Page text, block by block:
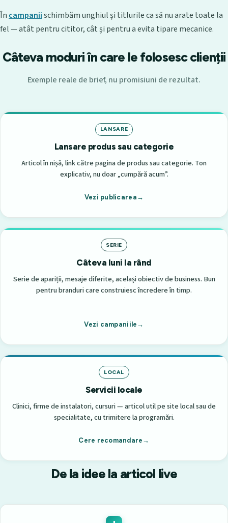
În campaniischimbăm unghiul și titlurile ca să nu arate toate la
fel — atât pentru cititor, cât și pentru a evita tipare mecanice.
Câteva moduri în care le folosesc clienții
Exemple reale de brief, nu promisiuni de rezultat.
LANSARE
Lansare produs sau categorie
Articol în nișă, link către pagina de produs sau categorie. Ton
explicativ, nu doar „cumpără acum”.
Vezi publicarea
SERIE
Câteva luni la rând
Serie de apariții, mesaje diferite, același obiectiv de business. Bun
pentru branduri care construiesc încredere în timp.
Vezi campaniile
LOCAL
Servicii locale
Clinici, firme de instalatori, cursuri — articol util pe site local sau de
specialitate, cu trimitere la programări.
Cere recomandare
De la idee la articol live